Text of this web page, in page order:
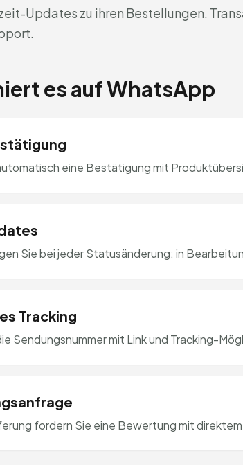
Updates zu ihren Bestellungen.
es auf WhatsApp
eine Bestätigung mit
Sie bei jeder Statusänderung: in
Tracking
Sendungsnummer mit Link und Tracking-
fordern Sie eine Bewertung mit